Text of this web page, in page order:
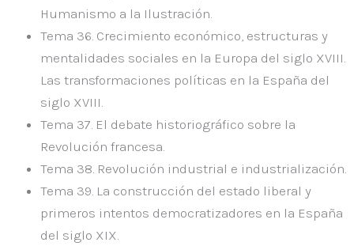
Humanismo a la Ilustración.
Tema 36. Crecimiento económico, estructuras y
mentalidades sociales en la Europa del siglo XVIII.
Las transformaciones políticas en la España del
siglo XVIII.
Tema 37. El debate historiográfico sobre la
Revolución francesa.
Tema 38. Revolución industrial e industrialización.
Tema 39. La construcción del estado liberal y
primeros intentos democratizadores en la España
del siglo XIX.